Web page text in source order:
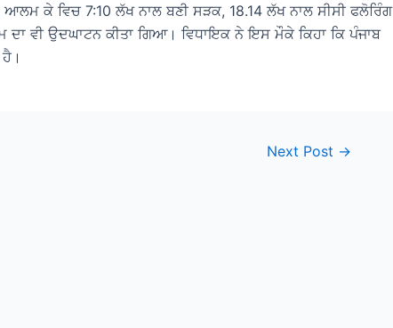
ਕੇ ਵਿਚ 7:10 ਲੱਖ ਨਾਲ ਬਣੀ ਸੜਕ, 18.14 ਲੱਖ ਨਾਲ ਸੀਸੀ ਫਲੋਰਿੰਗ
ਵੀ ਉਦਘਾਟਨ ਕੀਤਾ ਗਿਆ। ਵਿਧਾਇਕ ਨੇ ਇਸ ਮੌਕੇ ਕਿਹਾ ਕਿ ਪੰਜਾਬ
Next Post →